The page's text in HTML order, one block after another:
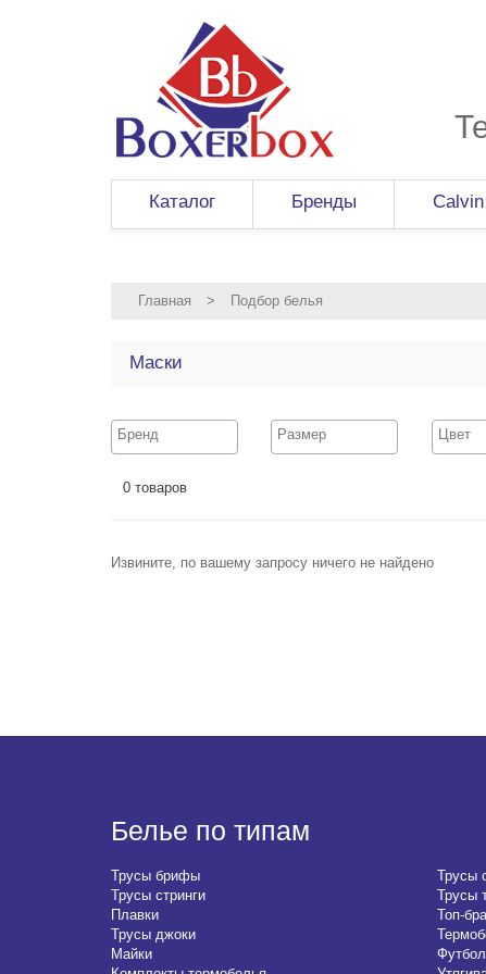
Каталог Бренды
Главная > Подбор белья
Маски
0 товаров
Извините, по вашему запросу ничего не найдено
Белье по типам
Трусы брифы Трусы
Трусы стринги
Трусы
Плавки
Топ-бра
Трусы джоки
Майки